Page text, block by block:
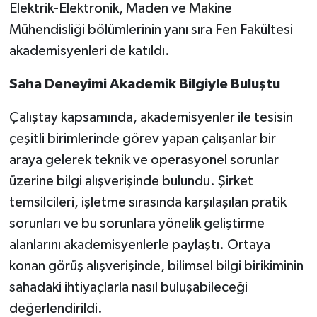
Elektrik-Elektronik, Maden ve Makine
Mühendisliği bölümlerinin yanı sıra Fen Fakültesi
akademisyenleri de katıldı.
Saha Deneyimi Akademik Bilgiyle Buluştu
Çalıştay kapsamında, akademisyenler ile tesisin
çeşitli birimlerinde görev yapan çalışanlar bir
araya gelerek teknik ve operasyonel sorunlar
üzerine bilgi alışverişinde bulundu. Şirket
temsilcileri, işletme sırasında karşılaşılan pratik
sorunları ve bu sorunlara yönelik geliştirme
alanlarını akademisyenlerle paylaştı. Ortaya
konan görüş alışverişinde, bilimsel bilgi birikiminin
sahadaki ihtiyaçlarla nasıl buluşabileceği
değerlendirildi.
Spor